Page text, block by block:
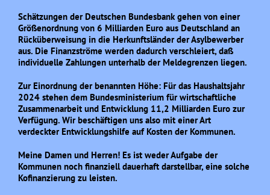
Schätzungen der Deutschen Bundesbank gehen von einer
Größenordnung von 6 Milliarden Euro aus Deutschland an
Rücküberweisung in die Herkunftsländer der Asylbewerber
aus. Die Finanzströme werden dadurch verschleiert, daß
individuelle Zahlungen unterhalb der Meldegrenzen liegen.
Zur Einordnung der benannten Höhe: Für das Haushaltsjahr
2024 stehen dem Bundesministerium für wirtschaftliche
Zusammenarbeit und Entwicklung 11,2 Milliarden Euro zur
Verfügung. Wir beschäftigen uns also mit einer Art
verdeckter Entwicklungshilfe auf Kosten der Kommunen.
Meine Damen und Herren! Es ist weder Aufgabe der
Kommunen noch finanziell dauerhaft darstellbar, eine solche
Kofinanzierung zu leisten.